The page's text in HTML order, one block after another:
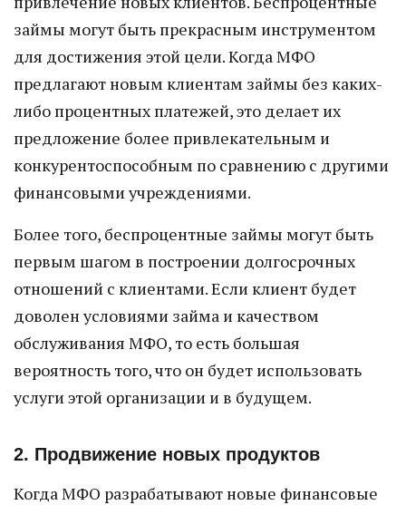
займы могут быть прекрасным инструментом
для достижения этой цели. Когда МФО
предлагают новым клиентам займы без каких-
либо процентных платежей, это делает их
предложение более привлекательным и
конкурентоспособным по сравнению с другими
финансовыми учреждениями.
Более того, беспроцентные займы могут быть
первым шагом в построении долгосрочных
отношений с клиентами. Если клиент будет
доволен условиями займа и качеством
обслуживания МФО, то есть большая
вероятность того, что он будет использовать
услуги этой организации и в будущем.
2. Продвижение новых продуктов
Когда МФО разрабатывают новые финансовые